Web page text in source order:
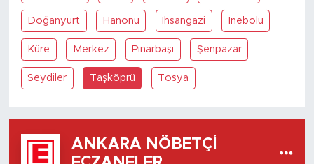
Doğanyurt Hanönü İhsangazi İnebolu
Küre Merkez Pınarbaşı Şenpazar
Seydiler Taşköprü Tosya
ANKARA NÖBETÇI